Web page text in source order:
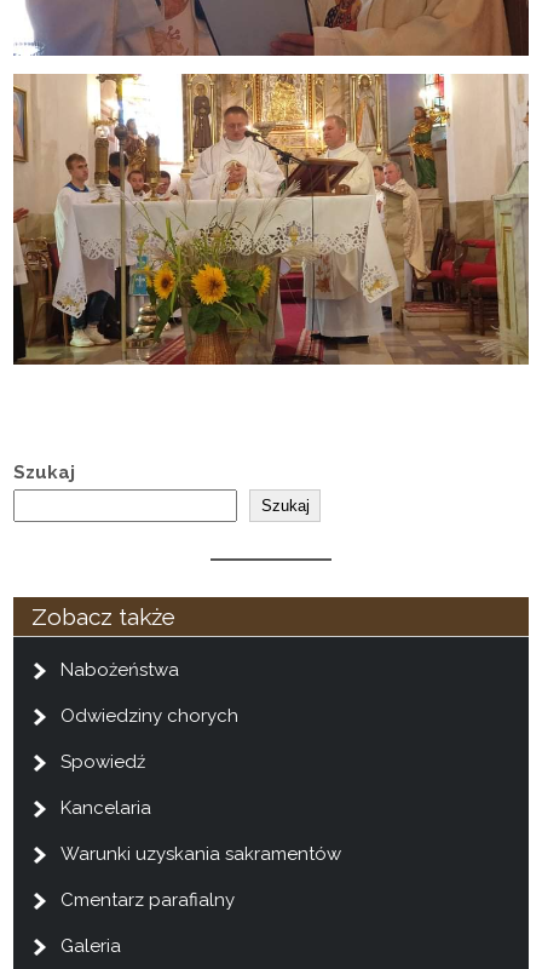
Szukaj
Szukaj
Zobacz także
Nabożeństwa
Odwiedziny chorych
Spowiedź
Kancelaria
Warunki uzyskania sakramentów
Cmentarz parafialny
Galeria